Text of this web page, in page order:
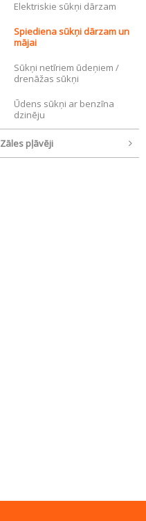
Elektriskie sūkņi dārzam
Spiediena sūkņi dārzam un
mājai
Sūkņi netīriem ūdeņiem /
drenāžas sūkņi
Ūdens sūkņi ar benzīna
dzinēju
Zāles pļāvēji